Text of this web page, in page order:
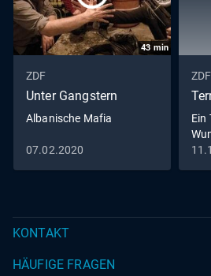
43 min
ZDF
Unter Gangstern
Albanische Mafia
07.02.2020
ZDF
Ein
KONTAKT
HÄUFIGE FRAGEN